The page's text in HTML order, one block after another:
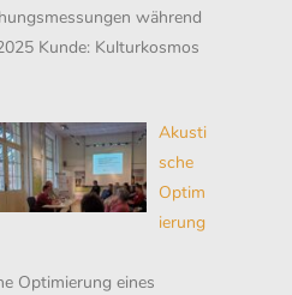
während
Kunde: Kulturkosmos
Akusti
sche
Optim
ierung
Optimierung eines